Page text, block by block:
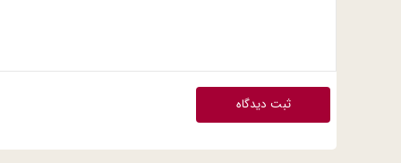
ثبت دیدگاه